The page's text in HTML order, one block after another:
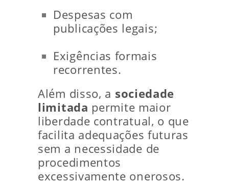
Despesas com
publicações legais;
Exigências formais
recorrentes.
Além disso, a sociedade
limitada permite maior
liberdade contratual, o que
facilita adequações futuras
sem a necessidade de
procedimentos
excessivamente onerosos.